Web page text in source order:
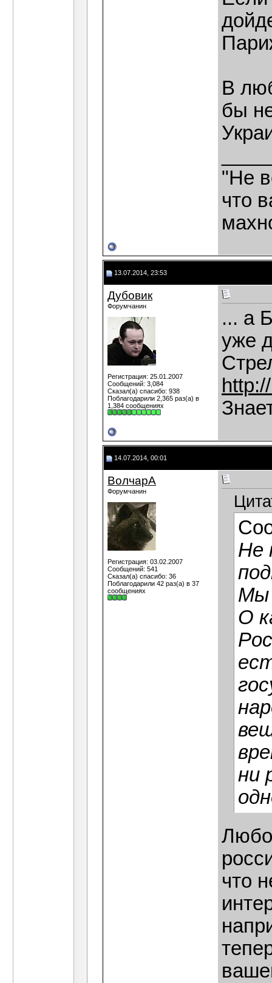
В
бы
"Не
что
13.07.2014, 23:53
Дубовик
Форумчанин
Регистрация: 25.01.2007
Сообщений: 3,084
Сказал(а) спасибо: 938
Поблагодарили 2,365 раз(а) в
1,384 сообщениях
... а
уже
14.07.2014, 00:01
ВолчарА
Форумчанин
Регистрация: 03.02.2007
Сообщений: 541
Сказал(а) спасибо: 36
Поблагодарили 42 раз(а) в 37
сообщениях
Не
Мы
О
ни
что